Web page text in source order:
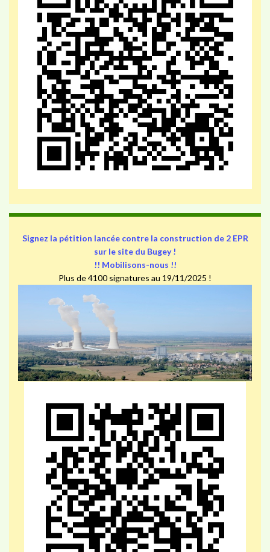
Signez la pétition lancée contre la construction de 2 EPR
sur le site du Bugey !
!! Mobilisons-nous !!
Plus de 4100 signatures au 19/11/2025 !